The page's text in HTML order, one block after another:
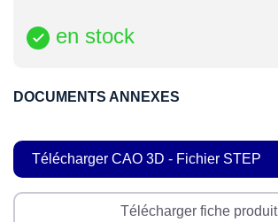
 en stock
DOCUMENTS ANNEXES
Télécharger CAO 3D - Fichier STEP
Télécharger fiche produit